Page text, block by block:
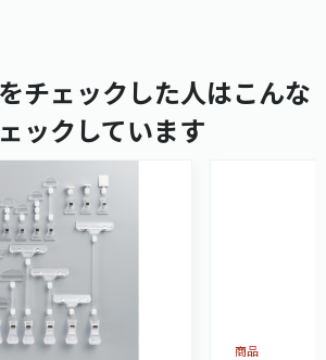
チェックした人はこんな
ックしています
商品